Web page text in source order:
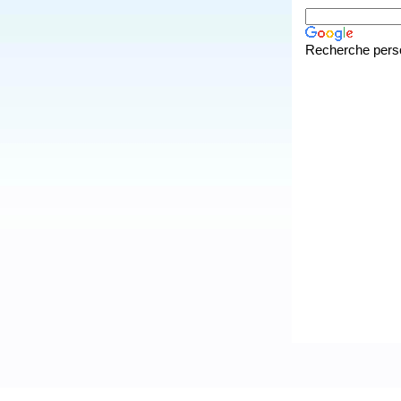
Recherche